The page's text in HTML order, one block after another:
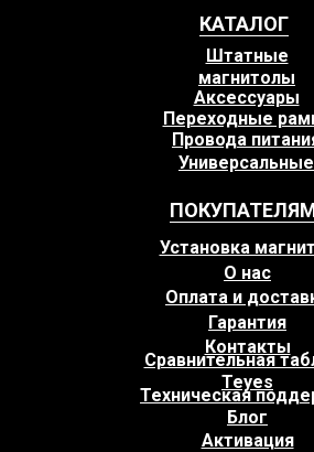
КАТАЛОГ
Аксессуары
Провода
Штатные
магнитолы
Переходные
Универсальные
Установка
Контакты
Сравнительная
Teyes
Блог
Техническая
Активация
Оплата и
О нас
Гарантия